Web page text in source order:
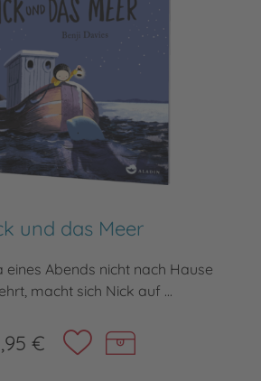
und das Meer
eines Abends nicht nach Hause
macht sich Nick auf ...
€